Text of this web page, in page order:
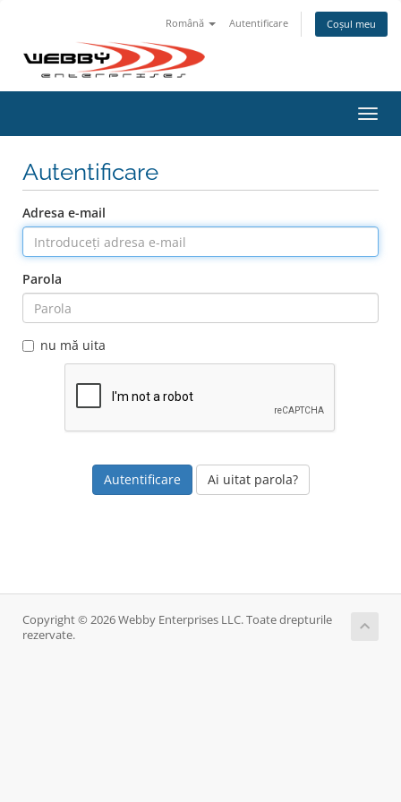
Română Autentificare Coșul meu
Autentificare
Adresa e-mail
Parola
nu mă uita
Ai uitat parola?
Copyright © 2026 Webby Enterprises LLC. Toate drepturile
rezervate.